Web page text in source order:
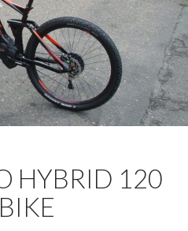
HYBRID 120